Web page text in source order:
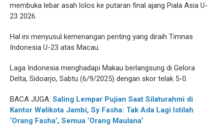
membuka lebar asah lolos ke putaran final ajang Piala Asia U-
23 2026.
Hal ini menyusul kemenangan penting yang diraih Timnas
Indonesia U-23 atas Macau.
Laga Indonesia menghadapi Makau berlangsung di Gelora
Delta, Sidoarjo, Sabtu (6/9/2025) dengan skor telak 5-0.
BACA JUGA: Saling Lempar Pujian Saat Silaturahmi di
Kantor Walikota Jambi, Sy Fasha: Tak Ada Lagi Istilah
‘Orang Fasha’, Semua ‘Orang Maulana’